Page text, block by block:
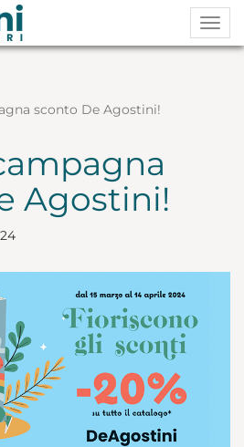
sconto De Agostini!
Agostini!